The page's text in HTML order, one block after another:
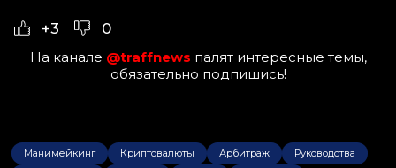
+3 0
На канале @traffnews палят интересные темы,
обязательно подпишись!
Манимейкинг Криптовалюты Арбитраж Руководства